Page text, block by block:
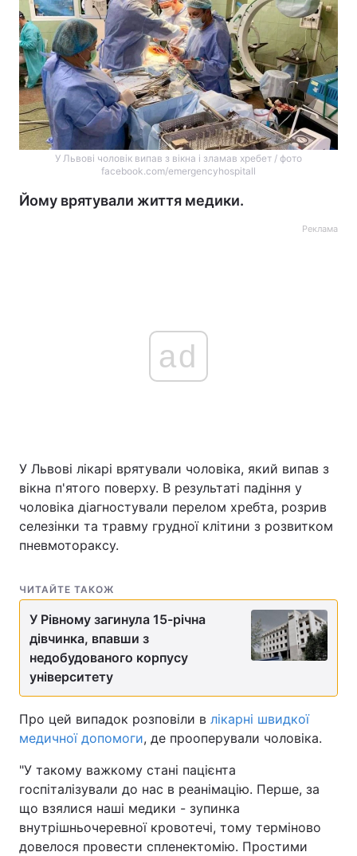
У Львові чоловік випав з вікна і зламав хребет / фото
facebook.com/emergencyhospitall
Йому врятували життя медики.
Реклама
ad
У Львові лікарі врятували чоловіка, який випав з
вікна п'ятого поверху. В результаті падіння у
чоловіка діагностували перелом хребта, розрив
селезінки та травму грудної клітини з розвитком
пневмотораксу.
ЧИТАЙТЕ ТАКОЖ
У Рівному загинула 15-річна
дівчинка, впавши з
недобудованого корпусу
університету
Про цей випадок розповіли в лікарні швидкої
медичної допомоги, де прооперували чоловіка.
"У такому важкому стані пацієнта
госпіталізували до нас в реанімацію. Перше, за
що взялися наші медики - зупинка
внутрішньочеревної кровотечі, тому терміново
довелося провести спленектомію. Простими